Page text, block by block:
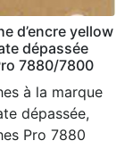
d’encre yellow
dépassée
7880/7800
à la marque
dépassée,
Pro 7880